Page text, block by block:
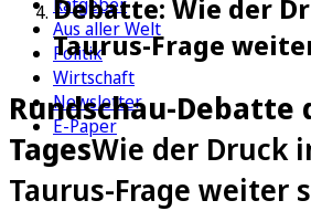
Aus aller Welt
Politik
Wirtschaft
Newsletter
E-Paper
Debatte: Wie der
Taurus-Frage
Rundschau-Debatte
TagesWie der Druck
Taurus-Frage weiter